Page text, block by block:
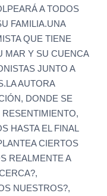
A TODOS
FAMILIA.UNA
QUE TIENE
MAR Y SU CUENCA
JUNTO A
AUTORA
DONDE SE
HASTA EL FINAL
CIERTOS
REALMENTE A
NUESTROS?,